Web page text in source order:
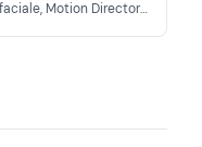
Motion Director,